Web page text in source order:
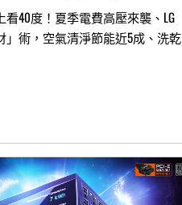
看40度！夏季電費高壓來襲、LG
」術，空氣清淨節能近5成、洗乾